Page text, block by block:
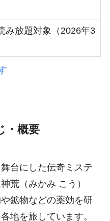
み放題対象（2026年3
・概要
台にした伝奇ミステ
荒（みかみ こう）
鉱物などの薬効を研
地を旅しています。